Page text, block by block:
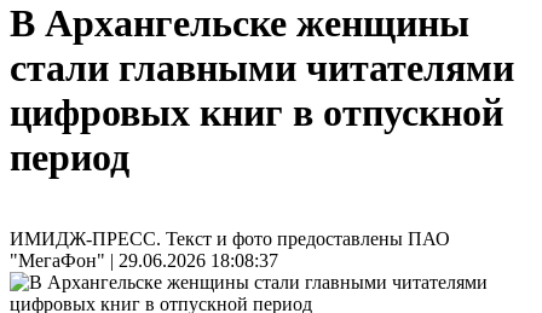
В Архангельске женщины
стали главными читателями
цифровых книг в отпускной
период
ИМИДЖ-ПРЕСС. Текст и фото предоставлены ПАО
"МегаФон" | 29.06.2026 18:08:37